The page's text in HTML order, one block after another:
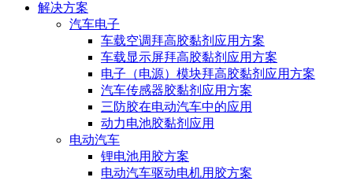
解决方案
汽车电子
车载空调拜高胶黏剂应用方案
车载显示屏拜高胶黏剂应用方案
电子（电源）模块拜高胶黏剂应用方案
汽车传感器胶黏剂应用方案
三防胶在电动汽车中的应用
动力电池胶黏剂应用
电动汽车
锂电池用胶方案
电动汽车驱动电机用胶方案